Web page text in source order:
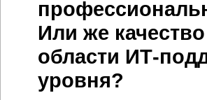
Или же
области ИТ-
уровня?